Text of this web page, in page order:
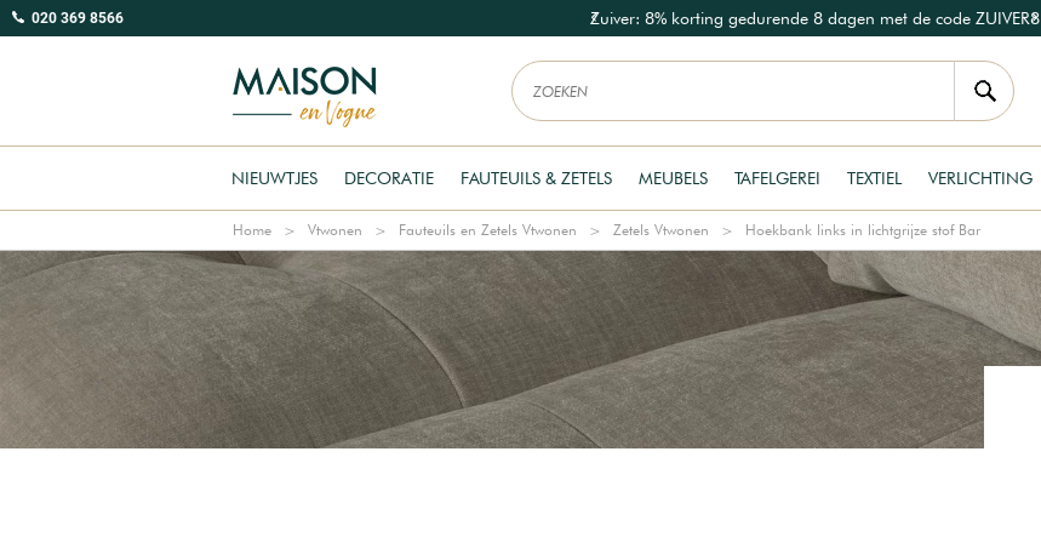
020 369 8566 Zuiver: 8% korting gedurende 8 dagen met de code ZUIVER8
NIEUWTJES DECORATIE FAUTEUILS & ZETELS MEUBELS TAFELGEREI TEXTIEL VERLICHTING
Home Vtwonen Fauteuils en Zetels Vtwonen Zetels Vtwonen Hoekbank links in lichtgrijze stof Bar